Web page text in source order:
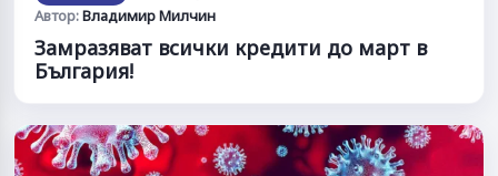
Автор:Владимир Милчин
Замразяват всички кредити до март в
България!